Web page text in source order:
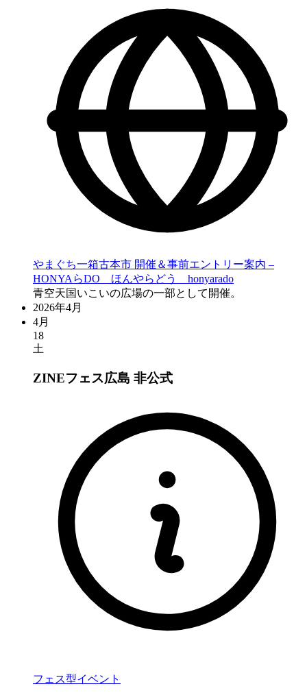
やまぐち一箱古本市 開催＆事前エントリー案内 –
HONYAらDO ほんやらどう honyarado
青空天国いこいの広場の一部として開催。
2026年4月
4月
18
土
ZINEフェス広島 非公式
フェス型イベント